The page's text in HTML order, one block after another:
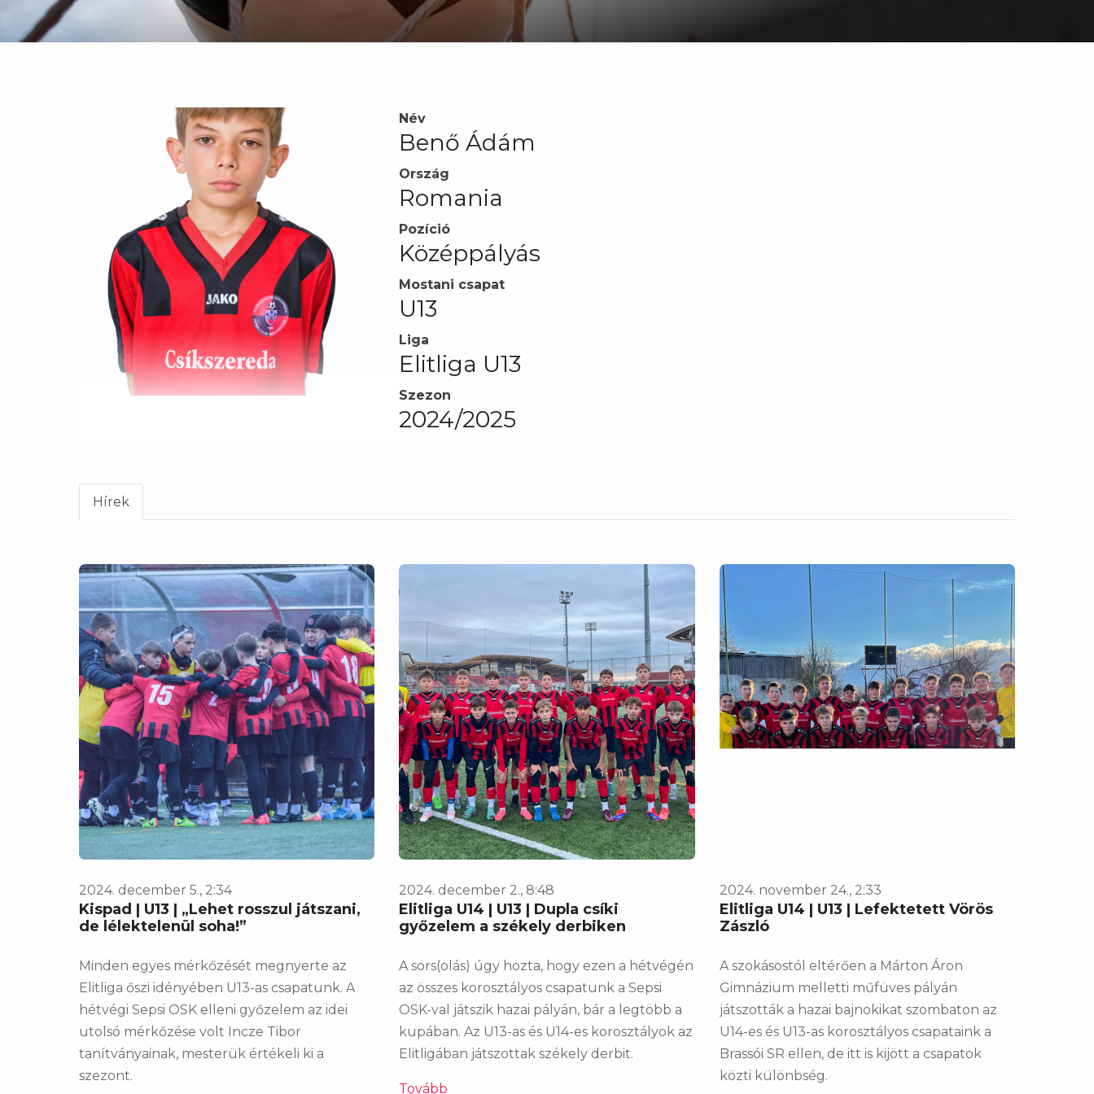
Név
Benő Ádám
Ország
Romania
Pozíció
Középpályás
Mostani csapat
U13
Liga
Elitliga U13
Szezon
2024/2025
Hírek
2024. december 5., 2:34
Kispad | U13 | „Lehet rosszul játszani,
de lélektelenül soha!”
Minden egyes mérkőzését megnyerte az
Elitliga őszi idényében U13-as csapatunk. A
hétvégi Sepsi OSK elleni győzelem az idei
utolsó mérkőzése volt Incze Tibor
tanítványainak, mesterük értékeli ki a
szezont.
2024. december 2., 8:48
Elitliga U14 | U13 | Dupla csíki
győzelem a székely derbiken
A sors(olás) úgy hozta, hogy ezen a hétvégén
az összes korosztályos csapatunk a Sepsi
OSK-val játszik hazai pályán, bár a legtöbb a
kupában. Az U13-as és U14-es korosztályok az
Elitligában játszottak székely derbit.
Tovább
2024. november 24., 2:33
Elitliga U14 | U13 | Lefektetett Vörös
Zászló
A szokásostól eltérően a Márton Áron
Gimnázium melletti műfüves pályán
játszották a hazai bajnokikat szombaton az
U14-es és U13-as korosztályos csapataink a
Brassói SR ellen, de itt is kijött a csapatok
közti különbség.